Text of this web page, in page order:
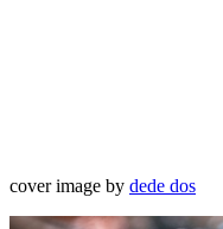
cover image by dede dos